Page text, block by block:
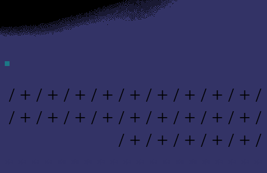
/ + / + / + / + / + / + / + / + / +
/ + / + / + / + / + / + / + / + / +
/ + / + / + / + / +